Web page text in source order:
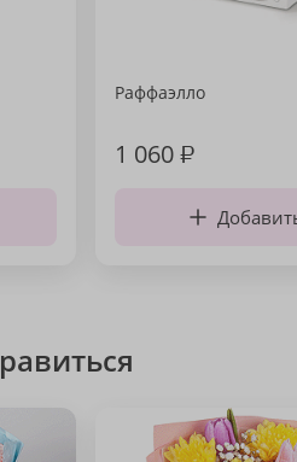
Раффаэлло
1 060₽